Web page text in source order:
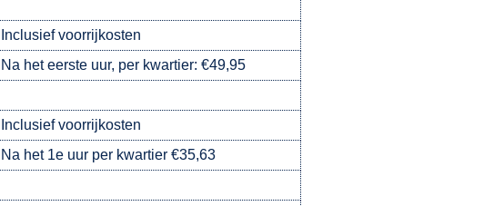
Inclusief voorrijkosten
Na het eerste uur, per kwartier: €49,95
Inclusief voorrijkosten
Na het 1e uur per kwartier €35,63